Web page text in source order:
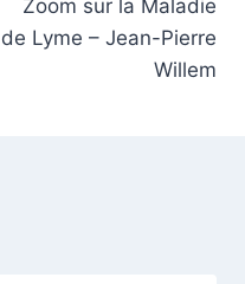
Zoom sur la Maladie
de Lyme – Jean-Pierre
Willem